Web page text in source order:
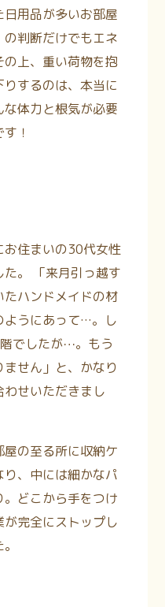
用品が多いお部屋
判断だけでもエネ
上、重い荷物を抱
するのは、本当に
体力と根気が必要
！
お住まいの30代女性
。 「来月引っ越す
ハンドメイドの材
ようにあって…。し
でしたが⋯。もう
せん」と、かなり
せいただきまし
の至る所に収納ケ
、中には細かなパ
どこから手をつけ
完全にストップし